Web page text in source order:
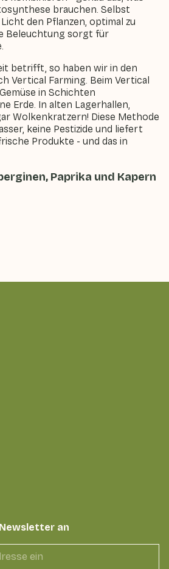
brauchen. Selbst
den Pflanzen, optimal zu
Beleuchtung sorgt für
betrifft, so haben wir in den
Vertical Farming. Beim Vertical
in Schichten
Erde. In alten Lagerhallen,
Wolkenkratzern! Diese Methode
keine Pestizide und liefert
Produkte - und das in
Paprika und Kapern
an